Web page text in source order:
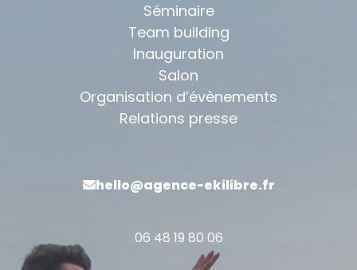
Séminaire
Team building
Inauguration
Salon
Organisation d’évènements
Relations presse
hello@agence-ekilibre.fr
06 48 19 80 06